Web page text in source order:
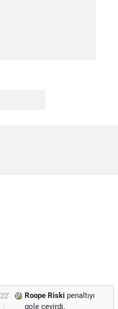
22' Roope Riski penaltıyı
gole çevirdi.